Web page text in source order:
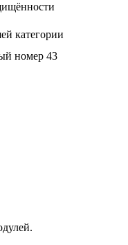
категории
номер 43